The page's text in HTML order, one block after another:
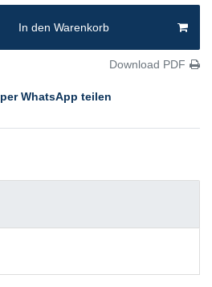
In den Warenkorb
Download PDF
per WhatsApp teilen